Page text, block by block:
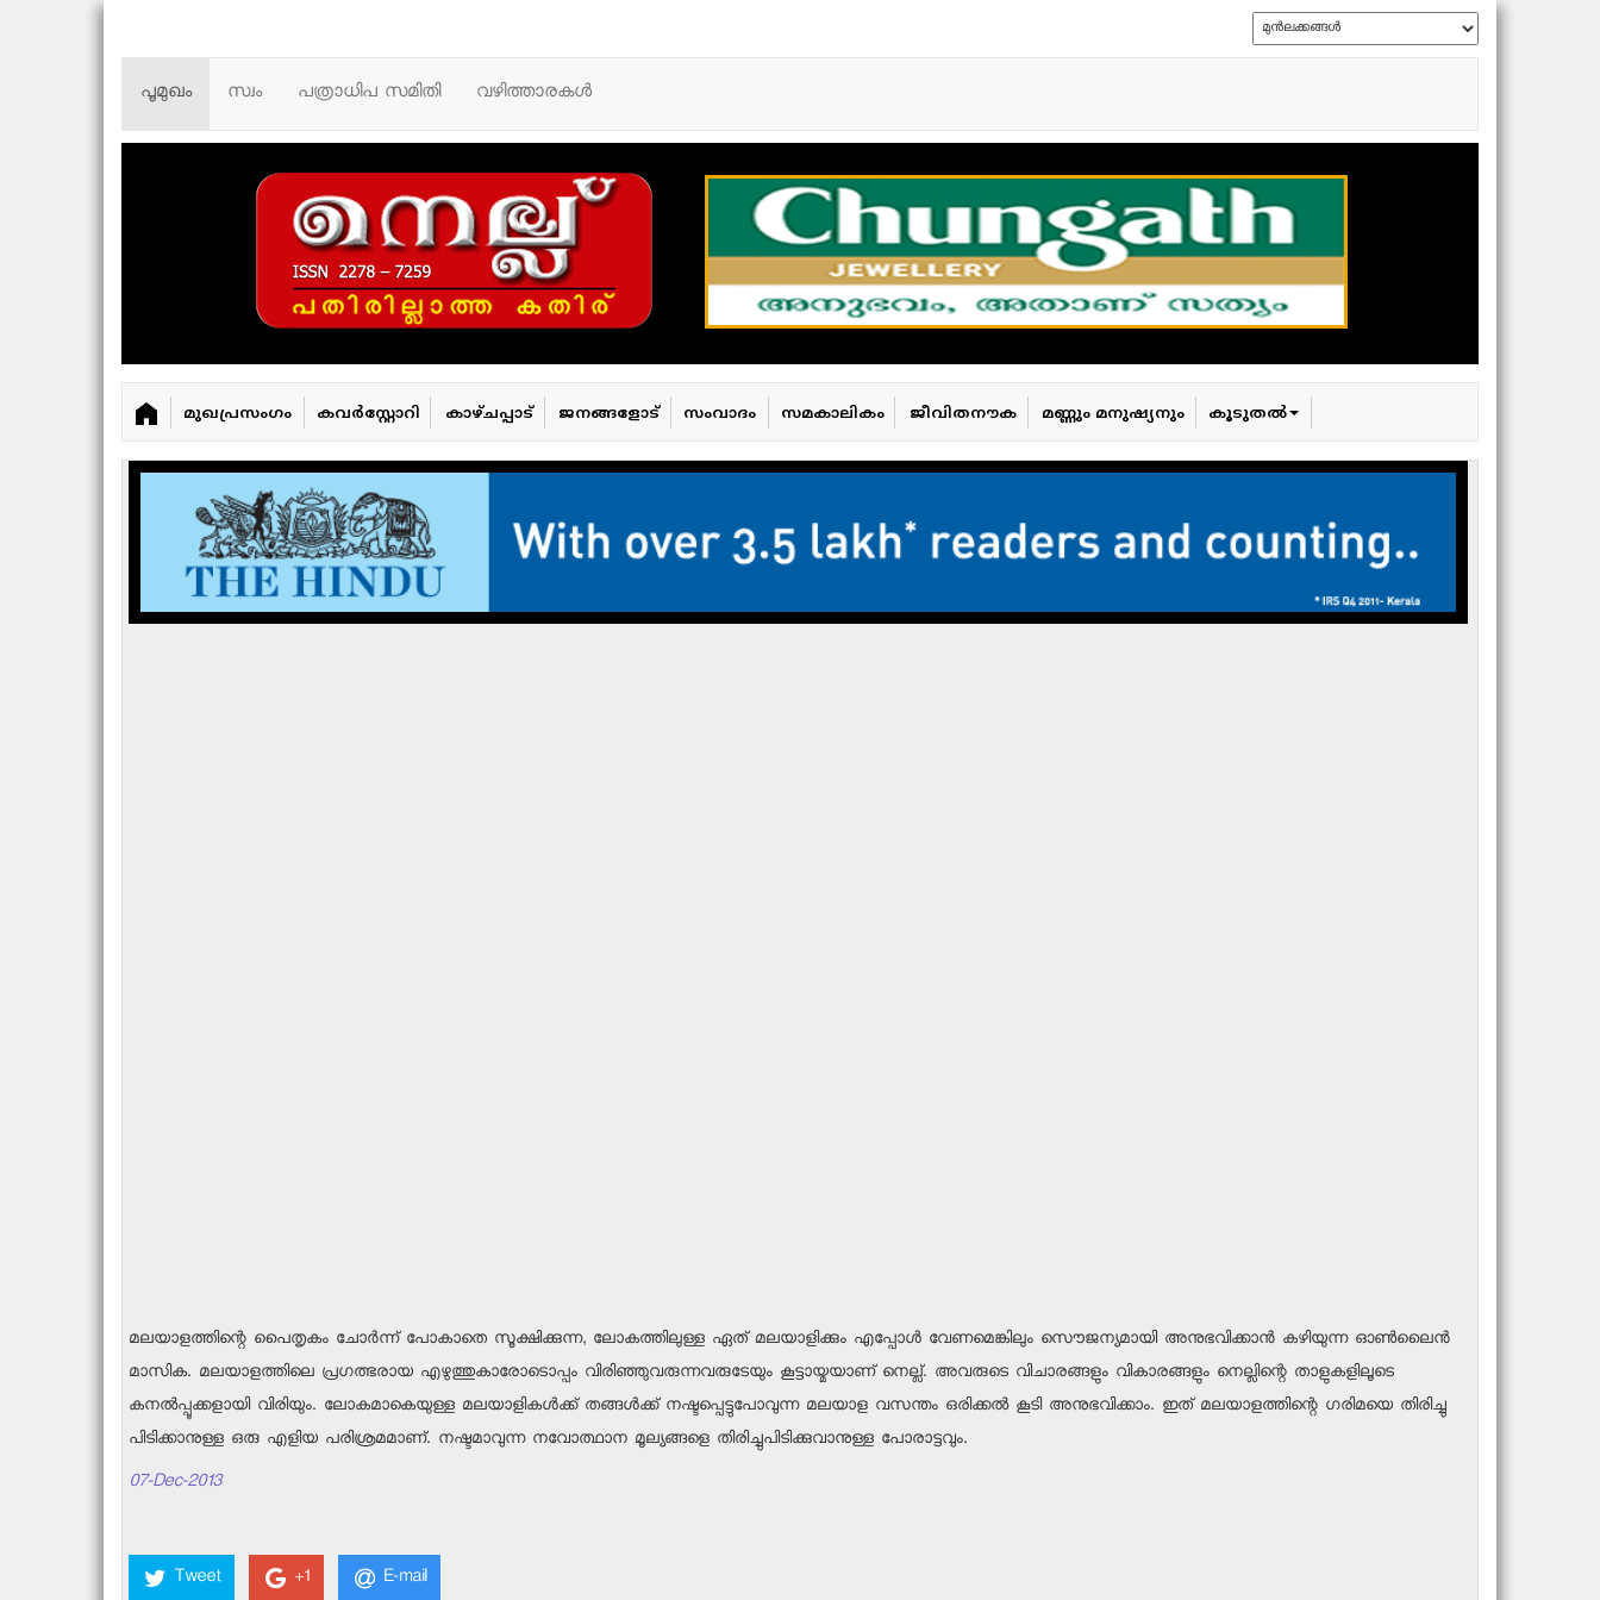
പൂമുഖം സ്വം പത്രാധിപ സമിതി വഴിത്താരകള്‍
മുഖപ്രസംഗം കവർ‌സ്റ്റോറി കാഴ്ചപ്പാട് ജനങ്ങളോട് സംവാദം സമകാലികം ജീവിതനൗക മണ്ണും മനുഷ്യനും കൂടുതൽ
മലയാളത്തിന്റെ പൈതൃകം ചോര്‍ന്ന് പോകാതെ സൂക്ഷിക്കുന്ന, ലോകത്തിലുള്ള ഏത് മലയാളിക്കും എപ്പോള്‍ വേണമെങ്കിലും സൌജന്യമായി അനുഭവിക്കാന്‍ കഴിയുന്ന ഓണ്‍ലൈന്‍
മാസിക. മലയാളത്തിലെ പ്രഗത്ഭരായ എഴുത്തുകാരോടൊപ്പം വിരിഞ്ഞുവരുന്നവരുടേയും കൂട്ടായ്മയാണ് നെല്ല്. അവരുടെ വിചാരങ്ങളും വികാരങ്ങളും നെല്ലിന്റെ താളുകളിലൂടെ
കനല്‍പ്പൂക്കളായി വിരിയും. ലോകമാകെയുള്ള മലയാളികള്‍ക്ക് തങ്ങള്‍ക്ക് നഷ്ടപ്പെട്ടുപോവുന്ന മലയാള വസന്തം ഒരിക്കല്‍ കൂടി അനുഭവിക്കാം. ഇത് മലയാളത്തിന്റെ ഗരിമയെ തിരിച്ചു
പിടിക്കാനുള്ള ഒരു എളിയ പരിശ്രമമാണ്. നഷ്ടമാവുന്ന നവോത്ഥാന മൂല്യങ്ങളെ തിരിച്ചുപിടിക്കുവാനുള്ള പോരാട്ടവും.
07-Dec-2013
Tweet +1 E-mail